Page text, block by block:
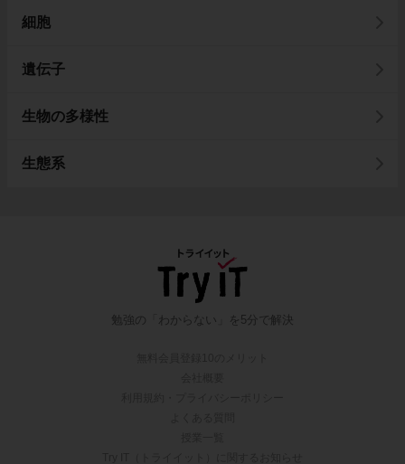
細胞
遺伝子
生物の多様性
生態系
勉強の「わからない」を5分で解決